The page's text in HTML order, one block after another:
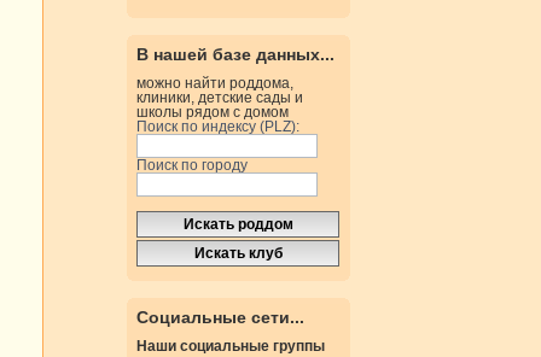
В нашей базе данных...
можно найти роддома,
клиники, детские сады и
школы рядом с домом
Поиск по индексу (PLZ):
Поиск по городу
Социальные сети...
Наши социальные группы